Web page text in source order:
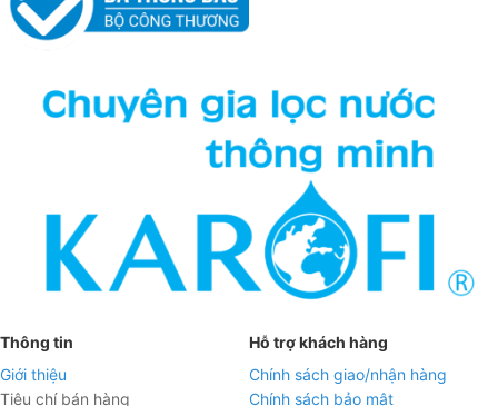
Thông tin
Giới thiệu
Tiêu chí bán hàng
Hỗ trợ khách hàng
Chính sách giao/nhận hàng
Chính sách bảo mật